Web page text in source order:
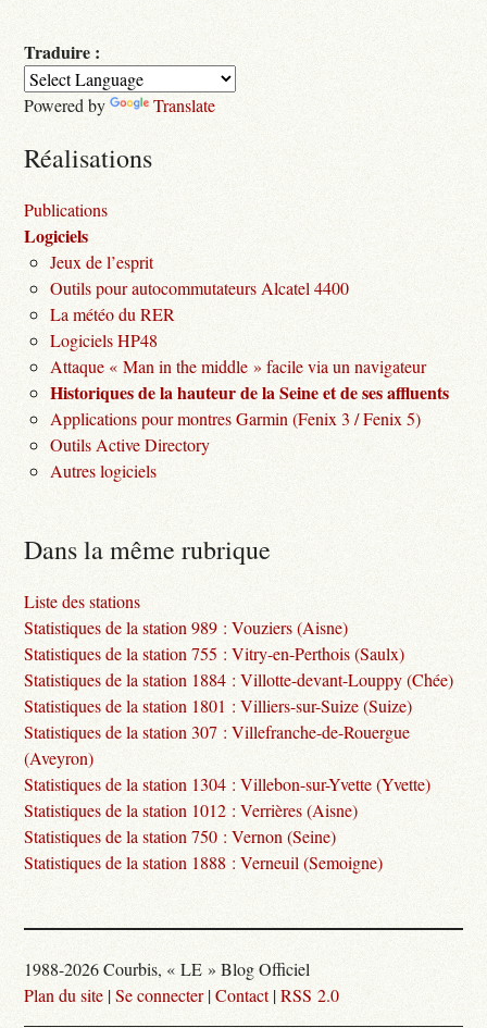
Traduire :
Powered by Translate
Réalisations
Publications
Logiciels
Jeux de l’esprit
Outils pour autocommutateurs Alcatel 4400
La météo du RER
Logiciels HP48
Attaque « Man in the middle » facile via un navigateur
Historiques de la hauteur de la Seine et de ses affluents
Applications pour montres Garmin (Fenix 3 / Fenix 5)
Outils Active Directory
Autres logiciels
Dans la même rubrique
Liste des stations
Statistiques de la station 989 : Vouziers (Aisne)
Statistiques de la station 755 : Vitry-en-Perthois (Saulx)
Statistiques de la station 1884 : Villotte-devant-Louppy (Chée)
Statistiques de la station 1801 : Villiers-sur-Suize (Suize)
Statistiques de la station 307 : Villefranche-de-Rouergue
(Aveyron)
Statistiques de la station 1304 : Villebon-sur-Yvette (Yvette)
Statistiques de la station 1012 : Verrières (Aisne)
Statistiques de la station 750 : Vernon (Seine)
Statistiques de la station 1888 : Verneuil (Semoigne)
1988-2026 Courbis, « LE » Blog Officiel
Plan du site |Se connecter|Contact|RSS 2.0